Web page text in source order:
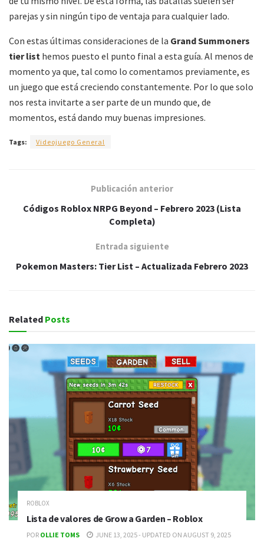
parejas y sin ningún tipo de ventaja para cualquier lado.
Con estas últimas consideraciones de la Grand Summoners
tier list hemos puesto el punto final a esta guía. Al menos de
momento ya que, tal como lo comentamos previamente, es
un juego que está creciendo constantemente. Por lo que solo
nos resta invitarte a ser parte de un mundo que, de
momentos, está dando muy buenas impresiones.
Tags: Videojuego General
Publicación anterior
Códigos Roblox NRPG Beyond – Febrero 2023 (Lista
Completa)
Entrada siguiente
Pokemon Masters: Tier List – Actualizada Febrero 2023
Related Posts
ROBLOX
Lista de valores de Grow a Garden – Roblox
POR OLLIE TOMS JUNE 13, 2025 - UPDATED ON AUGUST 9, 2025